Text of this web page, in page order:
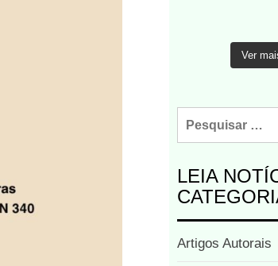
Ver
LEIA
Artigos Autorais